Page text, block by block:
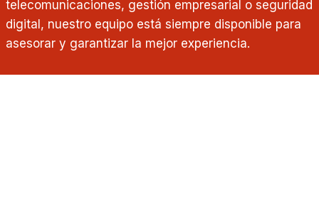
telecomunicaciones, gestión empresarial o seguridad
digital, nuestro equipo está siempre disponible para
asesorar y garantizar la mejor experiencia.